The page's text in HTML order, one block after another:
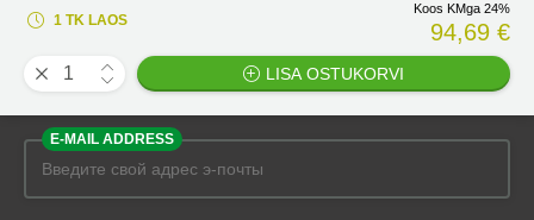
1 TK LAOS
Koos KMga 24%
94,69 €
LISA OSTUKORVI
E-MAIL ADDRESS